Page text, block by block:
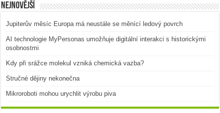
Nejnovější
Jupiterův měsíc Europa má neustále se měnící ledový povrch
AI technologie MyPersonas umožňuje digitální interakci s historickými
osobnostmi
Kdy při srážce molekul vzniká chemická vazba?
Stručné dějiny nekonečna
Mikroroboti mohou urychlit výrobu piva